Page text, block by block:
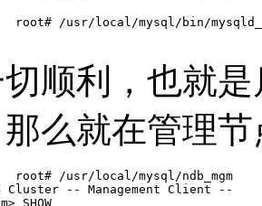
顺利，也就
么就在管理